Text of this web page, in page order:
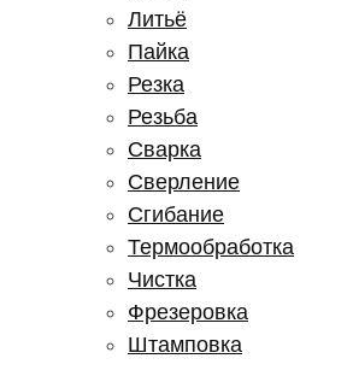
Литьё
Пайка
Резка
Резьба
Сварка
Сверление
Сгибание
Термообработка
Чистка
Фрезеровка
Штамповка